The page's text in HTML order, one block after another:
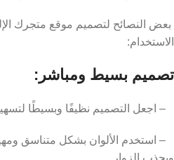
بعض النصائح لتصميم موقع متجرك
الاستخدام:
تصميم بسيط ومباشر:
– اجعل التصميم نظيفًا وبسيطًا
– استخدم الألوان بشكل متناسق
ويجذب الزوار.